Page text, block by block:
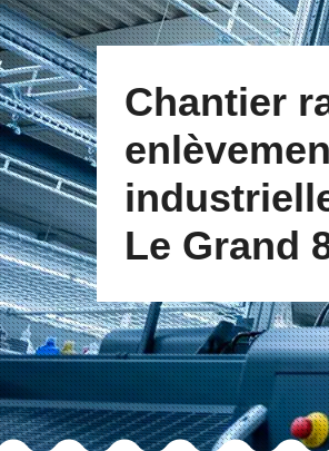
Chantier
Le Grand